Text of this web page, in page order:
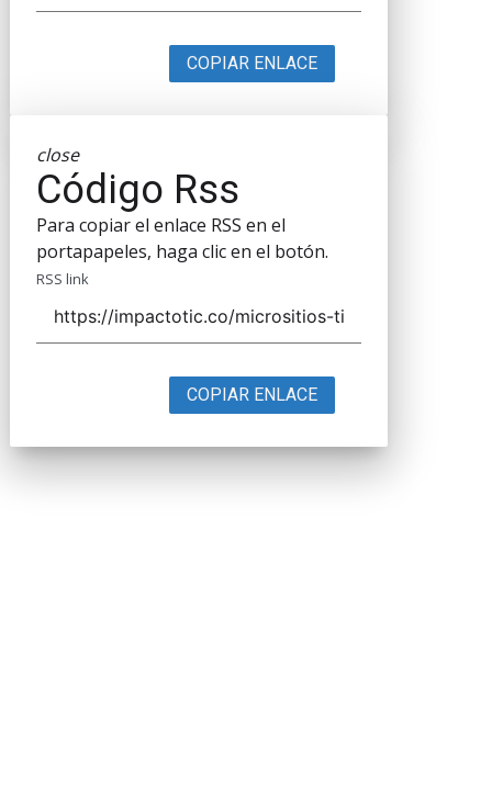
COPIAR ENLACE
close
Código Rss
Para copiar el enlace RSS en el
portapapeles, haga clic en el botón.
RSS link
COPIAR ENLACE